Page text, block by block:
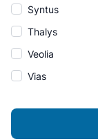
Syntus
Thalys
Veolia
Vias